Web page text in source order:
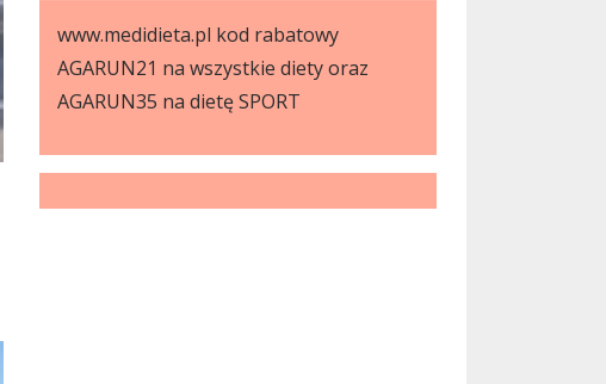
www.medidieta.pl kod rabatowy
AGARUN21 na wszystkie diety oraz
AGARUN35 na dietę SPORT